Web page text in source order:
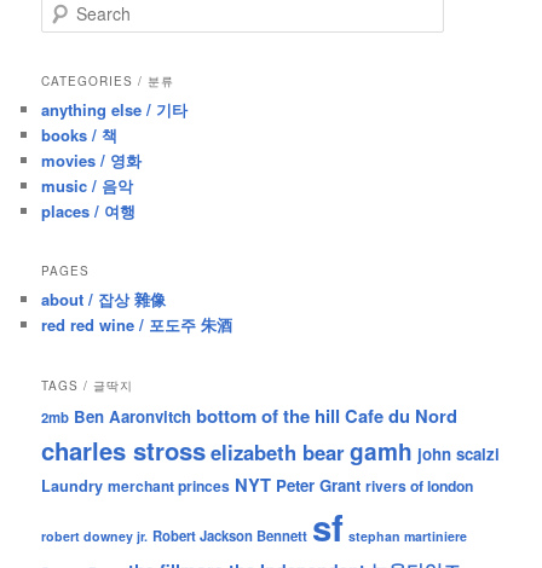
e
r
h
CATEGORIES / 분류
anything else / 기타
books / 책
movies / 영화
music / 음악
places / 여행
PAGES
about / 잡상 雜像
red red wine / 포도주 朱酒
TAGS / 글딱지
2mb Ben Aaronvitch bottom of the hill Cafe du Nord
charles strosselizabeth beargamh john scalzi
Laundry merchant princes NYT Peter Grant rivers of london
robert downey jr. Robert Jackson Bennett sf stephan martiniere